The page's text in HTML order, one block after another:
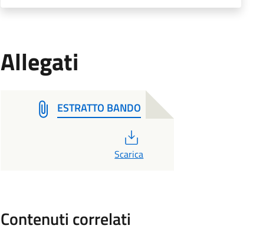
Allegati
ESTRATTO BANDO
Scarica
Contenuti correlati